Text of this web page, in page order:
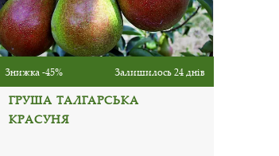
Знижка -45% Залишилось 24 днів
ГРУША ТАЛГАРСЬКА
КРАСУНЯ